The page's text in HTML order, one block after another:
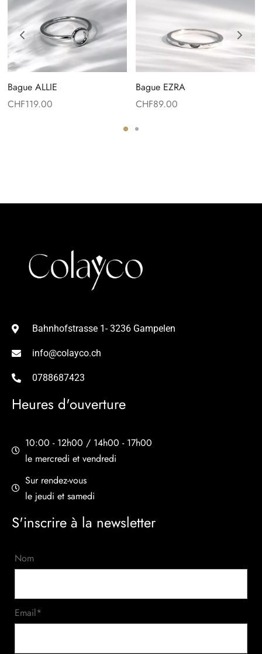
Bague ALLIE
CHF119.00
Bague EZRA
CHF89.00
Bahnhofstrasse 1- 3236 Gampelen
info@colayco.ch
0788687423
Heures d'ouverture
10:00 - 12h00 / 14h00 - 17h00
le mercredi et vendredi
Sur rendez-vous
le jeudi et samedi
S'inscrire à la newsletter
Nom
Email*